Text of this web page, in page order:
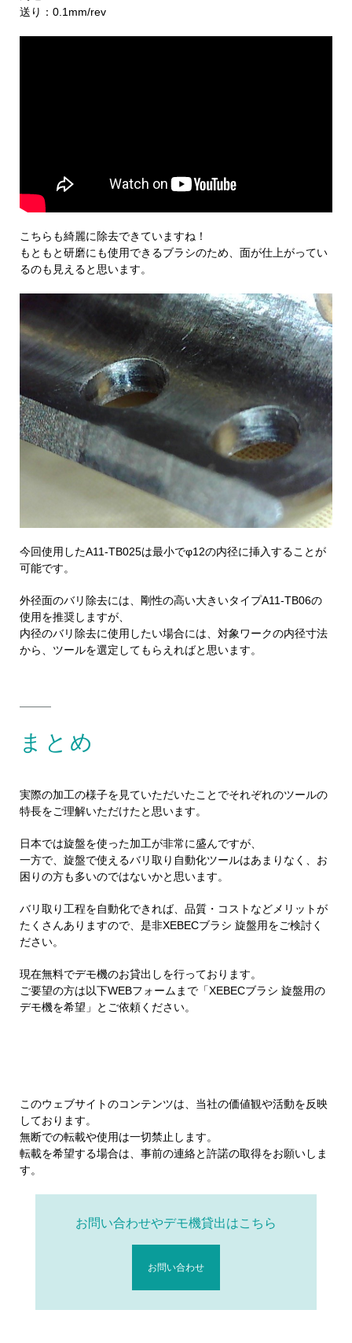
送り：0.1mm/rev
こちらも綺麗に除去できていますね！
もともと研磨にも使用できるブラシのため、面が仕上がってい
るのも見えると思います。
今回使用したA11-TB025は最小でφ12の内径に挿入することが
可能です。
外径面のバリ除去には、剛性の高い大きいタイプA11-TB06の
使用を推奨しますが、
内径のバリ除去に使用したい場合には、対象ワークの内径寸法
から、ツールを選定してもらえればと思います。
まとめ
実際の加工の様子を見ていただいたことでそれぞれのツールの
特長をご理解いただけたと思います。
日本では旋盤を使った加工が非常に盛んですが、
一方で、旋盤で使えるバリ取り自動化ツールはあまりなく、お
困りの方も多いのではないかと思います。
バリ取り工程を自動化できれば、品質・コストなどメリットが
たくさんありますので、是非XEBECブラシ 旋盤用をご検討く
ださい。
現在無料でデモ機のお貸出しを行っております。
ご要望の方は以下WEBフォームまで「XEBECブラシ 旋盤用の
デモ機を希望」とご依頼ください。
このウェブサイトのコンテンツは、当社の価値観や活動を反映
しております。
無断での転載や使用は一切禁止します。
転載を希望する場合は、事前の連絡と許諾の取得をお願いしま
す。
お問い合わせやデモ機貸出はこちら
お問い合わせ